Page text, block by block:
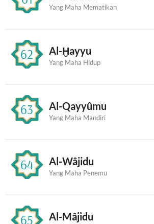
Yang Maha Mematikan
62 Al-Ḫayyu
Yang Maha Hidup
63 Al-Qayyûmu
Yang Maha Mandiri
64 Al-Wâjidu
Yang Maha Penemu
65 Al-Mâjidu